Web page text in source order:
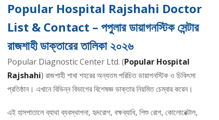
Popular Hospital Rajshahi Doctor
List & Contact – পপুলার ডায়াগনস্টিক সেন্টার
রাজশাহী ডাক্তারের তালিকা ২০২৬
Popular Diagnostic Center Ltd. (Popular Hospital
Rajshahi) রাজশাহী শাখা শহরের অন্যতম পরিচিত ডায়াগনস্টিক ও চিকিৎসা
প্রতিষ্ঠান। এখানে বিভিন্ন বিভাগের বিশেষজ্ঞ ডাক্তার নিয়মিত চেম্বার করেন।
এই হাসপাতালে ব্যাথা ব্যবস্থাপনা, হৃদরোগ, বক্ষব্যাধি, শিশু রোগ, কোলোরেক্টাল,